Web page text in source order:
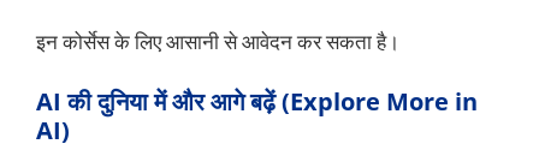
इन कोर्सेस के लिए आसानी से आवेदन कर सकता है।
AI की दुनिया में और आगे बढ़ें (Explore More in
AI)